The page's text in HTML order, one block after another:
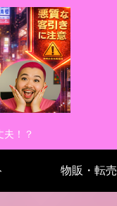
夫！？
物販・転売